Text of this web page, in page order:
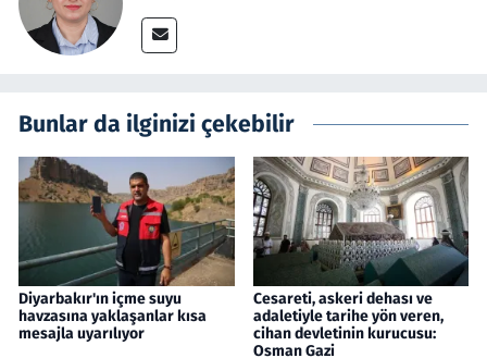
Bunlar da ilginizi çekebilir
Diyarbakır'ın içme suyu
havzasına yaklaşanlar kısa
mesajla uyarılıyor
Cesareti, askeri dehası ve
adaletiyle tarihe yön veren,
cihan devletinin kurucusu:
Osman Gazi